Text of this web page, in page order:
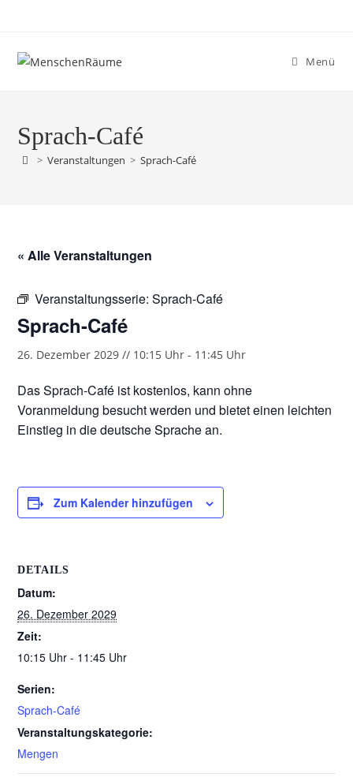
Menü
Sprach-Café
> Veranstaltungen > Sprach-Café
« Alle Veranstaltungen
Veranstaltungsserie:Sprach-Café
Sprach-Café
26. Dezember 2029 // 10:15 Uhr - 11:45 Uhr
Das Sprach-Café ist kostenlos, kann ohne
Voranmeldung besucht werden und bietet einen leichten
Einstieg in die deutsche Sprache an.
Zum Kalender hinzufügen
DETAILS
Datum:
26. Dezember 2029
Zeit:
10:15 Uhr - 11:45 Uhr
Serien:
Sprach-Café
Veranstaltungskategorie:
Mengen